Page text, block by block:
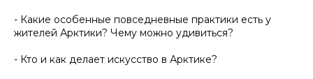
- Какие особенные повседневные практики есть у
жителей Арктики? Чему можно удивиться?
- Кто и как делает искусство в Арктике?